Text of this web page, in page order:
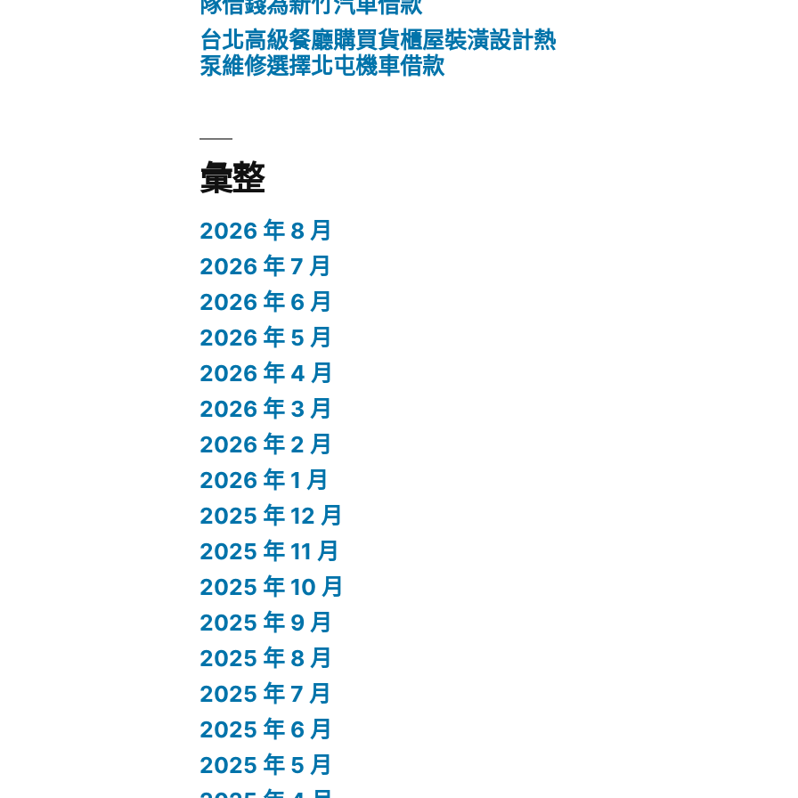
台北高級餐廳購買貨櫃屋裝潢設計熱
泵維修選擇北屯機車借款
彙整
2026 年 8 月
2026 年 7 月
2026 年 6 月
2026 年 5 月
2026 年 4 月
2026 年 3 月
2026 年 2 月
2026 年 1 月
2025 年 12 月
2025 年 11 月
2025 年 10 月
2025 年 9 月
2025 年 8 月
2025 年 7 月
2025 年 6 月
2025 年 5 月